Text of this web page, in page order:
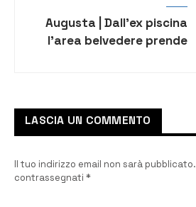
Augusta | Dall’ex piscina
l’area belvedere prende
LASCIA UN COMMENTO
Il tuo indirizzo email non sarà pubblicato.
contrassegnati *